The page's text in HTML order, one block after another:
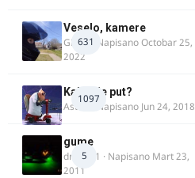
631
Veselo, kamere
GR 46· NapisanoOctobar 25,
2022
1097
Kakav je put?
Astral· Napisano Jun 24, 2018
5
gume
dragan1 · Napisano Mart 23,
2011